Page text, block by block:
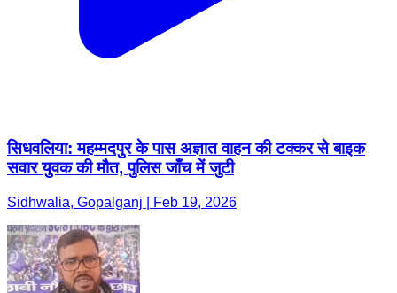
सिधवलिया: महम्मदपुर के पास अज्ञात वाहन की टक्कर से बाइक
सवार युवक की मौत, पुलिस जाँच में जुटी
Sidhwalia, Gopalganj | Feb 19, 2026